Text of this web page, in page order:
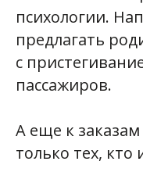
психологии.
предлагать
с
пассажиров.
А еще к
только тех, кто
соблюдение
перевозки.